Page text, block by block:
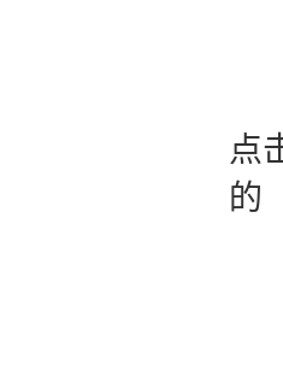
点
的